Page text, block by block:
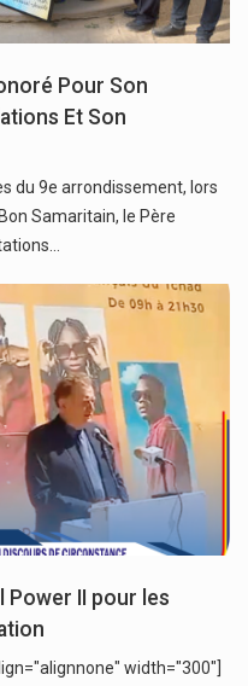
Pour Son
Et Son
du 9e arrondissement, lors
Samaritain, le Père
Power II pour les
width="300"]